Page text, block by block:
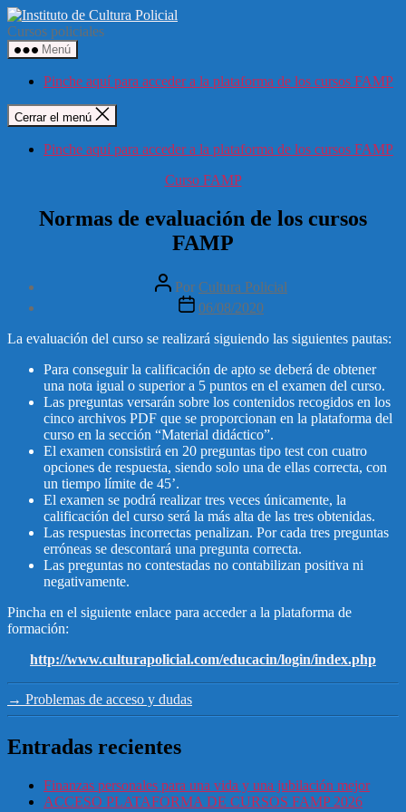
Saltar
al
contenido
Cursos policiales
Menú
Pinche aquí para acceder a la plataforma de los cursos FAMP
Cerrar el menú
Pinche aquí para acceder a la plataforma de los cursos FAMP
Categorías
Curso FAMP
Normas de evaluación de los cursos
FAMP
Autor
de
Por Cultura Policial
Fecha
la
06/08/2020
La evaluación del curso se realizará siguiendo las siguientes pautas:
Para conseguir la calificación de apto se deberá de obtener
una nota igual o superior a 5 puntos en el examen del curso.
Las preguntas versarán sobre los contenidos recogidos en los
cinco archivos PDF que se proporcionan en la plataforma del
curso en la sección “Material didáctico”.
El examen consistirá en 20 preguntas tipo test con cuatro
opciones de respuesta, siendo solo una de ellas correcta, con
un tiempo límite de 45’.
El examen se podrá realizar tres veces únicamente, la
calificación del curso será la más alta de las tres obtenidas.
Las respuestas incorrectas penalizan. Por cada tres preguntas
erróneas se descontará una pregunta correcta.
Las preguntas no contestadas no contabilizan positiva ni
negativamente.
Pincha en el siguiente enlace para acceder a la plataforma de
formación:
http://www.culturapolicial.com/educacin/login/index.php
→ Problemas de acceso y dudas
Entradas recientes
Finanzas personales para una vida y una jubilación mejor
ACCESO PLATAFORMA DE CURSOS FAMP 2026